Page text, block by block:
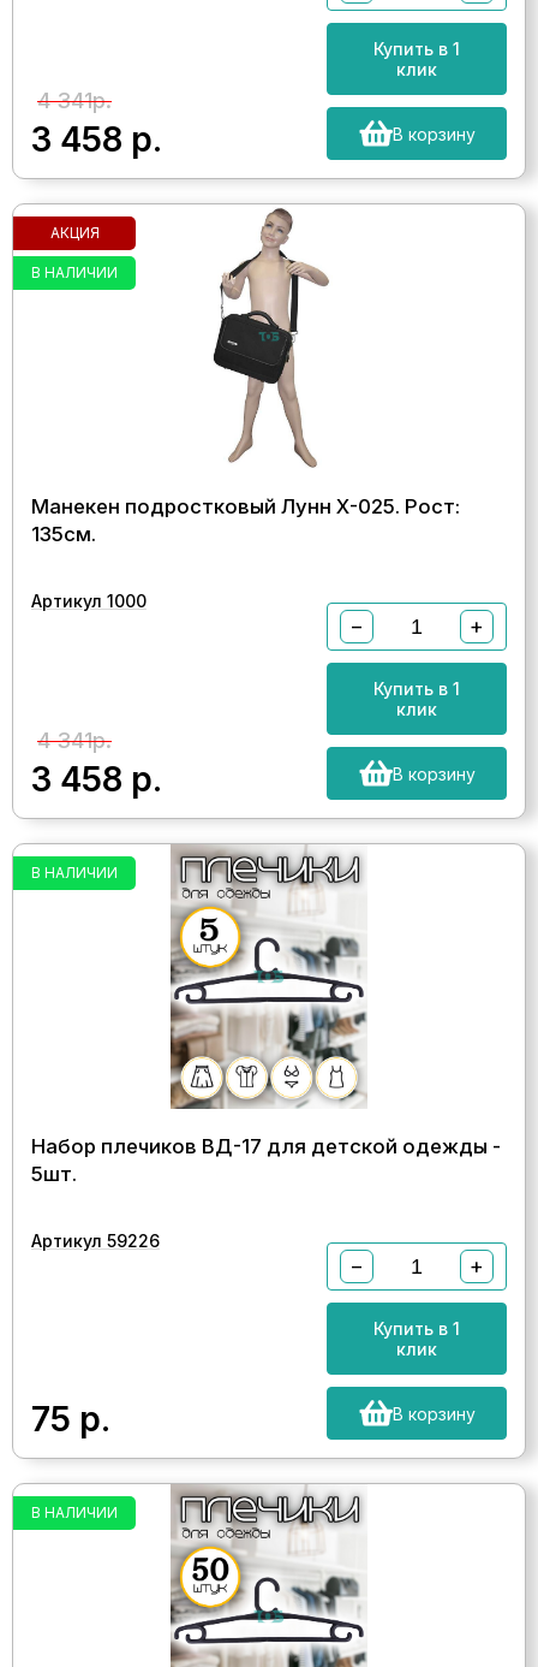
4 341р.
3 458 р.
Купить в 1
клик
В корзину
АКЦИЯ
В НАЛИЧИИ
Манекен подростковый Лунн Х-025. Рост:
135см.
Артикул 1000
4 341р.
3 458 р.
− +
Купить в 1
клик
В корзину
В НАЛИЧИИ
Набор плечиков ВД-17 для детской одежды -
5шт.
Артикул 59226
75 р.
− +
Купить в 1
клик
В корзину
В НАЛИЧИИ